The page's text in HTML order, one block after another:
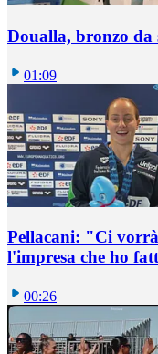
Doualla, bronzo da
01:09
Pellacani: "Ci
l'impresa che ho
00:26